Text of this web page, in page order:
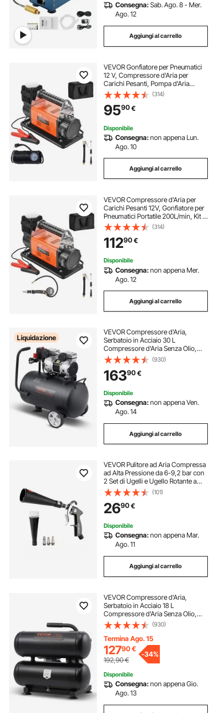
Consegna:Sab. Ago. 8 - Mer.
Ago. 12
Aggiungi al carrello
VEVOR Gonfiatore per Pneumatici
12 V, Compressore d'Aria per
Carichi Pesanti, Pompa d'Aria
Fuoristrada per Auto, SUV, Camion
con Adattatori Cavo Alimentazione
Tubo Aria Manometro, Borsa
Trasporto
(314)
9590€
Disponibile
Consegna:non appena Lun.
Ago. 10
Aggiungi al carrello
VEVOR Compressore d'Aria per
Carichi Pesanti 12V, Gonfiatore per
Pneumatici Portatile 200L/min, Kit di
Gonfiaggio Pneumatici con
Manometro Digitale, 10,3 Bar
Adattatori per Camion, Auto, SUV,
4x4, RV
(314)
11290€
Disponibile
Consegna:non appena Mer.
Ago. 12
Aggiungi al carrello
Liquidazione
VEVOR Compressore d'Aria,
Serbatoio in Acciaio 30 L
Compressore d'Aria Senza Olio,
Compressore Portatile Ultra
Silenzioso da 80 dB per Riparazioni
Auto, Gonfiaggio Pneumatici,
Verniciatura a Spruzzo
(930)
16390€
Disponibile
Consegna:non appena Ven.
Ago. 14
Aggiungi al carrello
VEVOR Pulitore ad Aria Compressa
ad Alta Pressione da 6-9,2 bar con
2 Set di Ugelli e Ugello Rotante a
360°, Pulitore Pulizia Tubo Rotante
in Alluminio per Compressore
d'Aria da 1/4 NPT
(101)
2690€
Disponibile
Consegna:non appena Mar.
Ago. 11
Aggiungi al carrello
VEVOR Compressore d'Aria,
Serbatoio in Acciaio 18 L
Compressore d'Aria Senza Olio,
Compressore Portatile Ultra
Silenzioso da 80 dB per Riparazioni
Auto, Gonfiaggio Pneumatici,
Verniciatura a Spruzzo
(930)
Termina Ago. 15
12790€
192,90€
-34%
Disponibile
Consegna:non appena Gio.
Ago. 13